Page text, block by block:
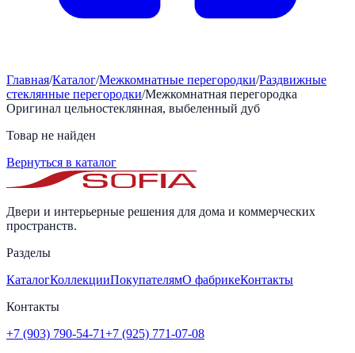
Главная/Каталог/Межкомнатные перегородки/Раздвижные
стеклянные перегородки/Межкомнатная перегородка
Оригинал цельностеклянная, выбеленный дуб
Товар не найден
Вернуться в каталог
Двери и интерьерные решения для дома и коммерческих
пространств.
Разделы
КаталогКоллекцииПокупателямО фабрикеКонтакты
Контакты
+7 (903) 790-54-71+7 (925) 771-07-08